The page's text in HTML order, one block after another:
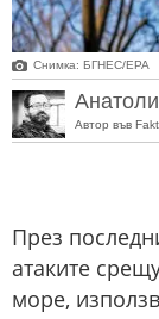
Снимка: БГНЕС/ЕРА
Автор във
През
атаките
море,